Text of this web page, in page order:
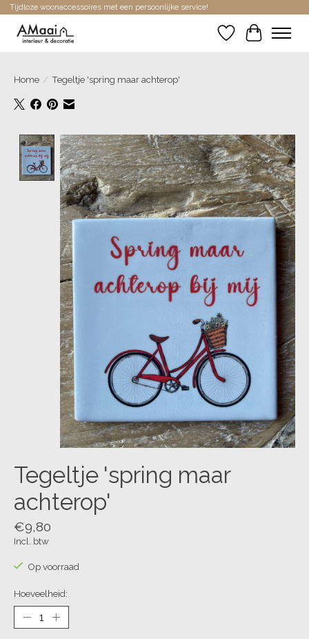
Tijdloze woonaccessoires met een persoonlijke service!
Verlanglijst
Home / Tegeltje 'spring maar achterop'
Product image slideshow Items
Tegeltje 'spring maar
achterop'
€9,80
Incl. btw
Op voorraad
Hoeveelheid: